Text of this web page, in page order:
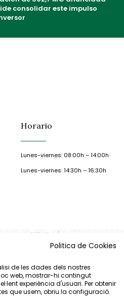
consolidar este impulso
Horario
Lunes-viernes: 08:00h – 14:00h
Lunes-viernes: 14:30h – 16:30h
Politica de Cookies
de les dades dels nostres
web, mostrar-hi contingut
experiència d'usuari. Per obtenir
que usem, obriu la configuració.